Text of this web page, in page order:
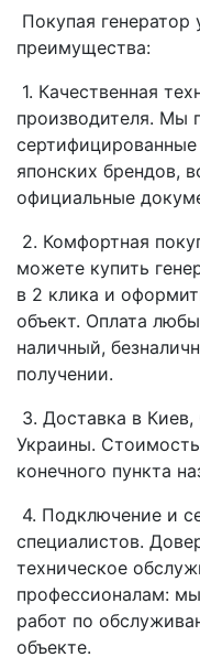
Покупая генератор
преимущества:
1. Качественная
производителя. Мы
японских брендов,
официальные
2. Комфортная
можете купить
в 2 клика и
объект. Оплата
наличный,
получении.
3. Доставка в
Украины.
конечного пункта
4. Подключение и
специалистов.
техническое
профессионалам:
работ по
объекте.